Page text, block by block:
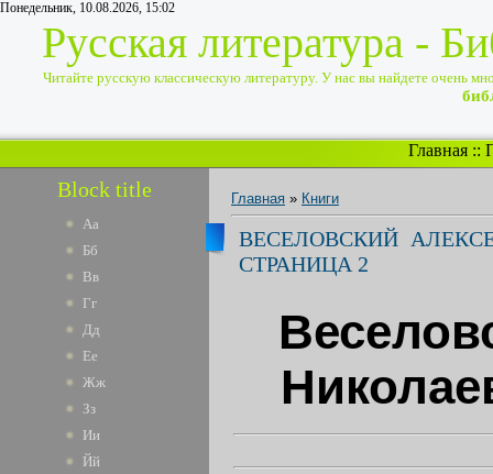
Понедельник, 10.08.2026, 15:02
Русская литература -
Читайте русскую классическую литературу. У нас вы найдете очень
Главная ::
Block title
Аа
Бб
Вв
Гг
Дд
Ее
Жж
Зз
Ии
Йй
Главная » Книги
ВЕСЕЛОВСКИЙ
СТРАНИЦА 2